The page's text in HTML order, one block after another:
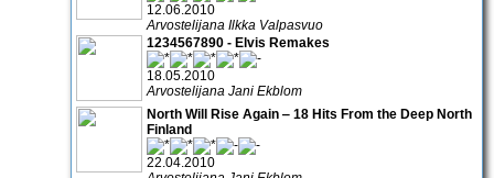
12.06.2010
Arvostelijana Ilkka Valpasvuo
1234567890 - Elvis Remakes
18.05.2010
Arvostelijana Jani Ekblom
North Will Rise Again ‒ 18 Hits From the Deep North
Finland
22.04.2010